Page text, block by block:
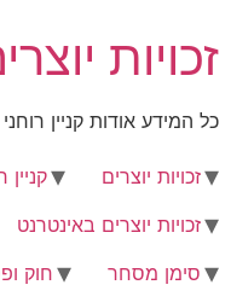
לתוכן
זכויות
כל המידע אודות קניין רוחני
זכויות יוצרים
קניין
זכויות יוצרים באינטרנט
סימן מסחר
חוק